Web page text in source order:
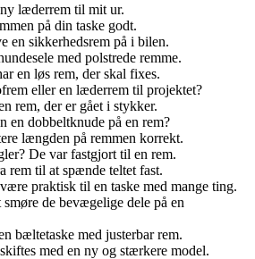
læderrem til mit ur.
på din taske godt.
en sikkerhedsrem på i bilen.
med polstrede remme.
en løs rem, der skal fixes.
eller en læderrem til projektet?
rem, der er gået i stykker.
en dobbeltknude på en rem?
længden på remmen korrekt.
De var fastgjort til en rem.
rem til at spænde teltet fast.
praktisk til en taske med mange ting.
de bevægelige dele på en
bæltetaske med justerbar rem.
med en ny og stærkere model.